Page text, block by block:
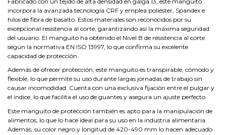
incorpora la avanzada tecnología CRF y emplea poliéster, Spandex e
hilos de fibra de basalto. Estos materiales son reconocidos por su
excepcional resistencia al corte, garantizando así la máxima seguridad
del usuario. El manguito ha obtenido el Nivel B de resistencia al corte
según la normativa EN ISO 13997, lo que confirma su excelente
capacidad de protección.
Además de ofrecer protección, este manguito es transpirable, cómodo y
flexible, lo que permite su uso durante largas jornadas de trabajo sin
causar incomodidad. Cuenta con una exclusiva fijación entre el pulgar y
el índice, lo que facilita el uso de guantes y asegura un ajuste perfecto.
Este manguito de protección también es apto para la manipulación de
alimentos, lo que lo hace ideal para su uso en la industria alimentaria.
Además, su color negro y longitud de 420-490 mm lo hacen adecuado